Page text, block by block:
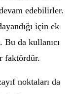
edebilirler.
için ek
Bu da kullanıcı
faktördür.
noktaları da